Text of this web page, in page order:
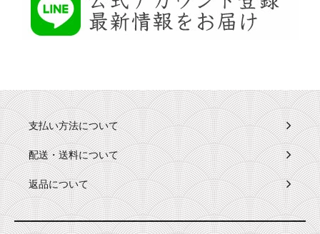
支払い方法について
配送・送料について
返品について